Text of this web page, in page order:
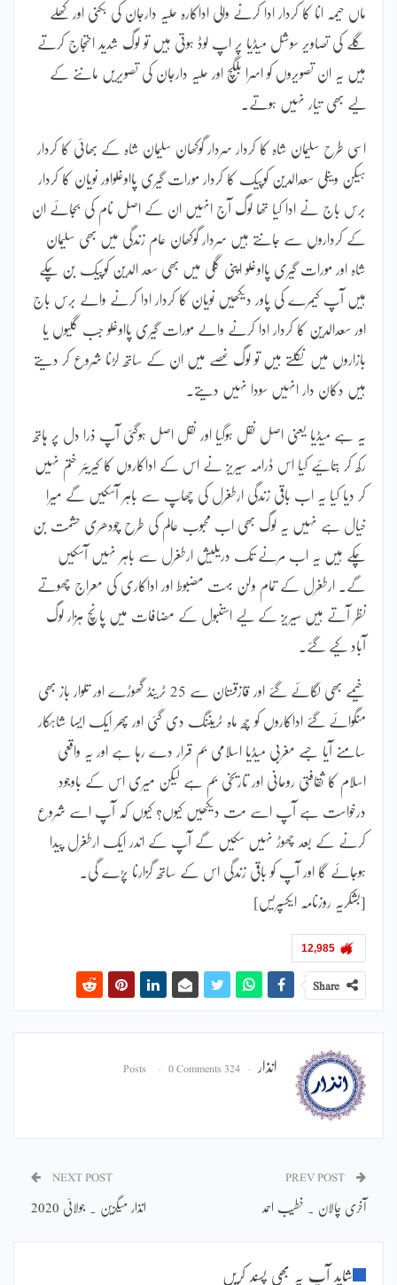
ماں حیمہ انا کا کردار ادا کرنے والی اداکارہ حلیہ دارجان کی بکنی اور کھلے
گلے کی تصاویر سوشل میڈیا پر اپ لوڈ ہوتی ہیں تو لوگ شدید احتجاج کرتے
ہیں یہ ان تصویروں کو اسرا بلگچ اور حلیہ دارجان کی تصویریں ماننے کے
لیے بھی تیار نہیں ہوتے۔
اسی طرح سلیمان شاہ کا کردار سردار گوکھان سلیمان شاہ کے بھائی کا کردار
ہیکن وینلی سعدالدین کوپیک کا کردار مورات گیری پااوغلواور نویان کا کردار
برس باج نے ادا کیا تھا لوگ آج انہیں ان کے اصل نام کی بجائے ان
کے کرداروں سے جانتے ہیں سردار گوکھان عام زندگی میں بھی سلیمان
شاہ اور مورات گیری پااوغلو اپنی گلی میں بھی سعد الدین کوپیک بن چکے
ہیں آپ کیمرے کی پاور دیکھیں نویان کا کردار ادا کرنے والے برس باج
اور سعدالدین کا کردار ادا کرنے والے مورات گیری پااوغلو جب گلیوں یا
بازاروں میں نکلتے ہیں تو لوگ غصے میں ان کے ساتھ لڑنا شروع کر دیتے
ہیں دکان دار انہیں سودا نہیں دیتے۔
یہ ہے میڈیا یعنی اصل نقل ہوگیا اور نقل اصل ہوگئی آپ ذرا دل پر ہاتھ
رکھ کر بتائیے کیا اس ڈرامہ سیریز نے اس کے اداکاروں کا کیریئر ختم نہیں
کر دیا کیا یہ اب باقی زندگی ارطغرل کی چھاپ سے باہر آسکیں گے میرا
خیال ہے نہیں یہ لوگ بھی اب محبوب عالم کی طرح چودھری حشمت بن
چکے ہیں یہ اب مرنے تک دریلیش ارطغرل سے باہر نہیں آسکیں
گے۔ ارطغرل کے تمام ولن بہت مضبوط اور اداکاری کی معراج چھوتے
نظر آتے ہیں سیریز کے لیے استنبول کے مضافات میں پانچ ہزار لوگ
آباد کیے گئے۔
خیمے بھی لگائے گئے اور قازقستان سے 25 ٹرینڈ گھوڑے اور تلوار باز بھی
منگوائے گئے اداکاروں کو چھ ماہ ٹریننگ دی گئی اور پھر ایک ایسا شاہکار
سامنے آیا جسے مغربی میڈیا اسلامی بم قرار دے رہا ہے اور یہ واقعی
اسلام کا ثقافتی روحانی اور تاریخی بم ہے لیکن میری اس کے باوجود
درخواست ہے آپ اسے مت دیکھیں کیوں؟ کیوں کہ آپ اسے شروع
کرنے کے بعد چھوڑ نہیں سکیں گے آپ کے اندر ایک ارطغرل پیدا
ہوجائے گا اور آپ کو باقی زندگی اس کے ساتھ گزارنا پڑے گی۔
[بشکریہ روزنامہ ایکسپریس]
12,985
Share
انذار 324 Posts
0 Comments
آخری چالان ۔ خطیب احمد
NEXT POST
انذار میگزین ۔ جولائی 2020
شاید آپ یہ بھی پسند کریں